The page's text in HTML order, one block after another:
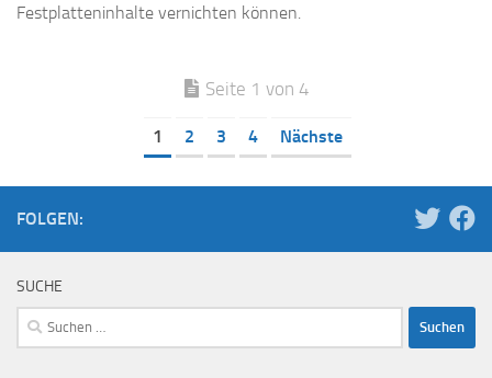
Festplatteninhalte vernichten können.
Seite 1 von 4
1 2 3 4 Nächste
FOLGEN:
SUCHE
Suchen
nach: